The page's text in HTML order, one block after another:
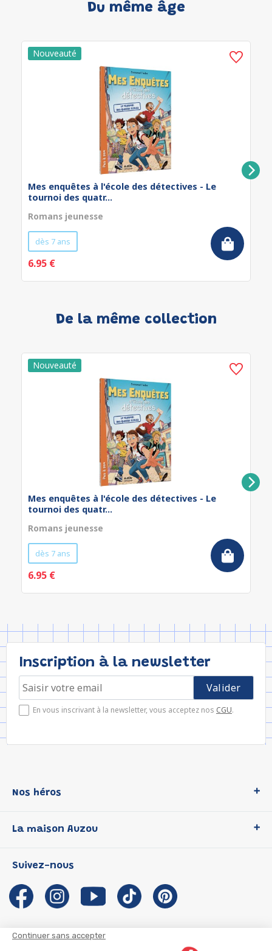
Continuer sans accepter
Du même âge
Mes enquêtes à l'école des détectives - Le
tournoi des quatr...
Romans jeunesse
dès 7 ans
6.95 €
De la même collection
Mes enquêtes à l'école des détectives - Le
tournoi des quatr...
Romans jeunesse
dès 7 ans
6.95 €
Inscription à la newsletter
En vous inscrivant à la newsletter, vous acceptez nos CGU.
Nos héros
P'tit Loup
Les Influenceuses
Migali
Petite Taupe
La maison Auzou
Notre histoire
Auzou s'engage
Auteurs et illustrateurs Auzou
Suivez-nous